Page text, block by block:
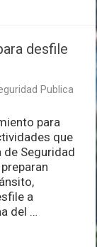
desfile
Publica
para
que
Seguridad
a
del …